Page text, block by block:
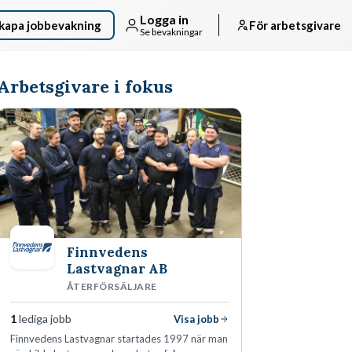
jobbevakning Logga in
Se bevakningar För arbetsgivare
i fokus
Finnvedens
Lastvagnar AB
ÅTERFÖRSÄLJARE
1lediga jobb
Visa jobb
Finnvedens Lastvagnar startades 1997 när man